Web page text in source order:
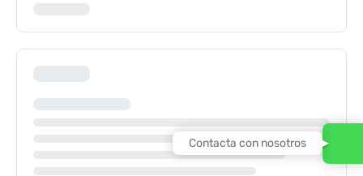
Contacta con nosotros